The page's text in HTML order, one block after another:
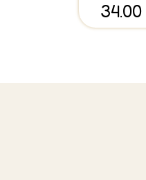
34.00